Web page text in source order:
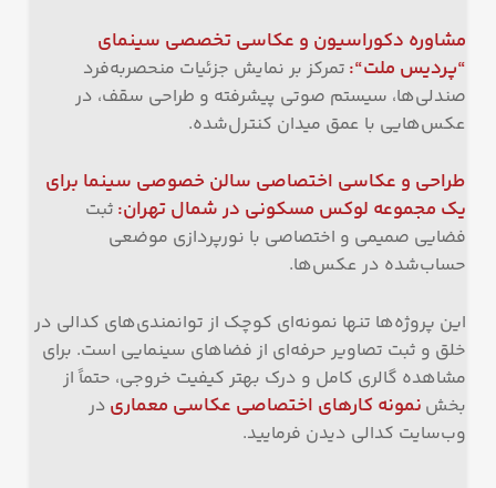
مشاوره دکوراسیون و عکاسی تخصصی سینمای
“پردیس ملت“: تمرکز بر نمایش جزئیات منحصربه‌فرد
صندلی‌ها، سیستم صوتی پیشرفته و طراحی سقف، در
عکس‌هایی با عمق میدان کنترل‌شده.
طراحی و عکاسی اختصاصی سالن خصوصی سینما برای
یک مجموعه لوکس مسکونی در شمال تهران: ثبت
فضایی صمیمی و اختصاصی با نورپردازی موضعی
حساب‌شده در عکس‌ها.
این پروژه‌ها تنها نمونه‌ای کوچک از توانمندی‌های کدالی در
خلق و ثبت تصاویر حرفه‌ای از فضاهای سینمایی است. برای
مشاهده گالری کامل و درک بهتر کیفیت خروجی، حتماً از
بخش نمونه کارهای اختصاصی عکاسی معماری در
وب‌سایت کدالی دیدن فرمایید.